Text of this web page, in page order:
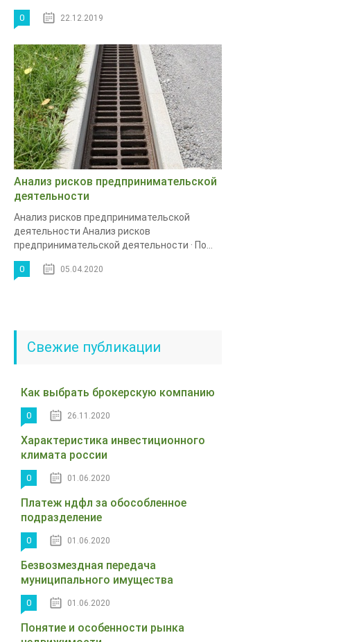
0 22.12.2019
Анализ рисков предпринимательской
деятельности
Анализ рисков предпринимательской
деятельности Анализ рисков
предпринимательской деятельности · По...
0 05.04.2020
Свежие публикации
Как выбрать брокерскую компанию
0 26.11.2020
Характеристика инвестиционного
климата россии
0 01.06.2020
Платеж ндфл за обособленное
подразделение
0 01.06.2020
Безвозмездная передача
муниципального имущества
0 01.06.2020
Понятие и особенности рынка